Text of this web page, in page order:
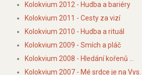
Kolokvium 2012 - Hudba a bariéry
Kolokvium 2011 - Cesty za vizí
Kolokvium 2010 - Hudba a rituál
Kolokvium 2009 - Smích a pláč
Kolokvium 2008 - Hledání kořenů ...
Kolokvium 2007 - Mé srdce je na Vys.